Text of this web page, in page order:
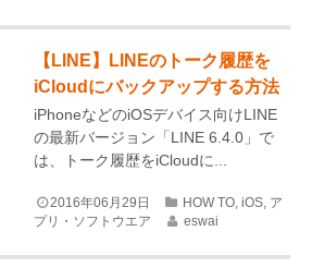
【LINE】LINEのトーク履歴を
iCloudにバックアップする方法
iPhoneなどのiOSデバイス向けLINE
の最新バージョン「LINE 6.4.0」で
は、トーク履歴をiCloudに...
2016年06月29日 HOW TO,iOS, ア
プリ・ソフトウエア
eswai